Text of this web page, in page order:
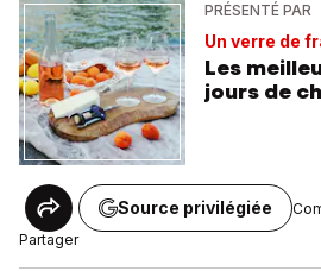
PRÉSENTÉ PAR
Un verre de
Les
jours de
Partager
Source privilégiée